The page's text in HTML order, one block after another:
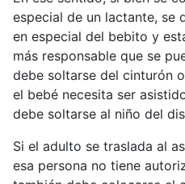
especial de un lactante, se
en especial del bebito y
más responsable que se
debe soltarse del cinturón
el bebé necesita ser
debe soltarse al niño del
Si el adulto se traslada al
esa persona no tiene